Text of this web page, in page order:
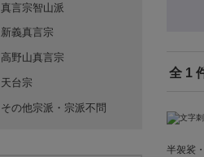
全 1
半袈裟
真言宗智山派
新義真言宗
高野山真言宗
天台宗
その他宗派・宗派不問